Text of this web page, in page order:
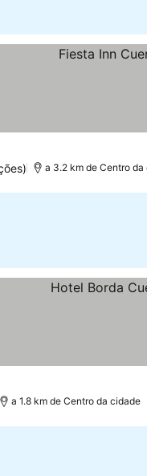
a 3.2 km de Centro da
a 1.8 km de Centro da cidade